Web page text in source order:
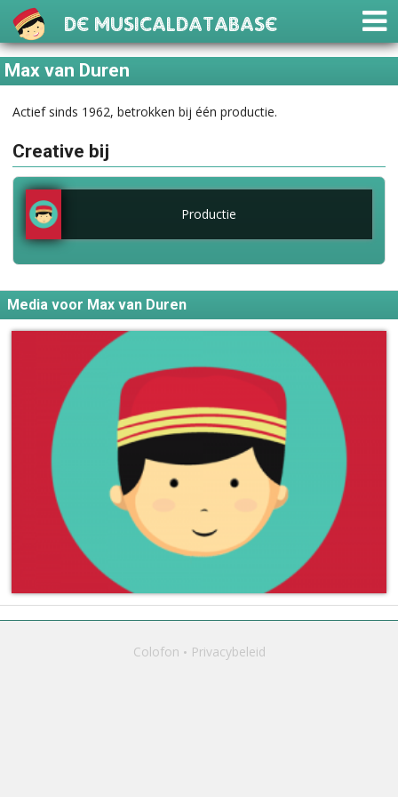
De Musicaldatabase
Max van Duren
Actief sinds 1962, betrokken bij één productie.
Creative bij
Productie
Media voor Max van Duren
Colofon Privacybeleid